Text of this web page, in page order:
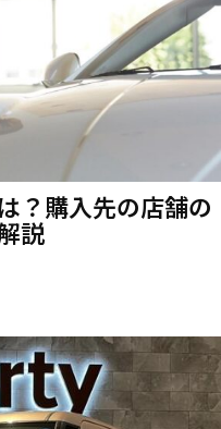
？購入先の店舗の
説